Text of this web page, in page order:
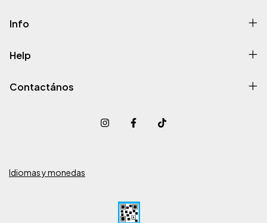
Info
Help
Contactános
Idiomas y monedas